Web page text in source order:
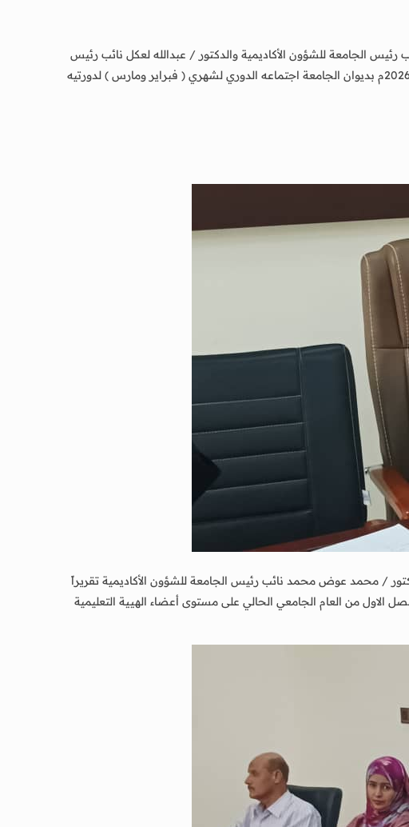
الجامعة للشؤون الأكاديمية والدكتور / عبدالله لعكل نائب رئيس
الجامعة لشؤون الدراسات العليا والبحث العلمي ، و عمداء الكليات ومدراء المراكز بالجامعة ، صباح اليوم الأربعاء الموافق 8 ابريل 2026م بديوان الجامعة اجتماعه الدوري لشهري ( فبراير ومارس ) لدورتيه
محضر الاجتماع السابق المنعقد في شهر يناير من العام 2026م ، واستعرض الدكتور / محمد عوض محمد نائب رئيس الجامعة للشؤون الأكاديمية تقريراً
من العام الجامعي الحالي على مستوى أعضاء الهيية التعليمية